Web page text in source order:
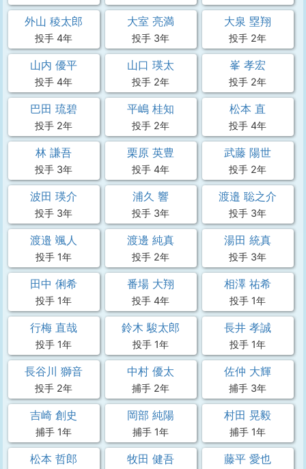
外山 稜太郎
投手 4年
大室 亮満
投手 3年
大泉 塁翔
投手 2年
山内 優平
投手 4年
山口 瑛太
投手 2年
峯 孝宏
投手 2年
巴田 琉碧
投手 2年
平嶋 桂知
投手 2年
松本 直
投手 4年
林 謙吾
投手 3年
栗原 英豊
投手 4年
武藤 陽世
投手 2年
波田 瑛介
投手 3年
浦久 響
投手 3年
渡邉 聡之介
投手 3年
渡邉 颯人
投手 1年
渡邊 純真
投手 2年
湯田 統真
投手 3年
田中 俐希
投手 1年
番場 大翔
投手 4年
相澤 祐希
投手 1年
行梅 直哉
投手 1年
鈴木 駿太郎
投手 1年
長井 孝誠
投手 1年
長谷川 獅音
投手 2年
中村 優太
捕手 2年
佐仲 大輝
捕手 3年
吉崎 創史
捕手 1年
岡部 純陽
捕手 1年
村田 晃毅
捕手 1年
松本 哲郎 牧田 健吾 藤平 愛也